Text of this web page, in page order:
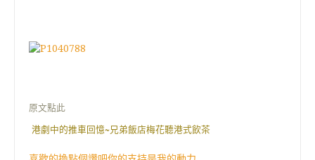
原文點此
港劇中的推車回憶~兄弟飯店梅花聽港式飲茶